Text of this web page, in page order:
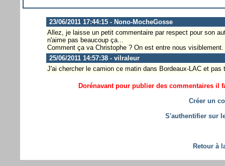
23/06/2011 17:44:15 - Nono-MocheGosse
Allez, je laisse un petit commentaire par respect pour son
n'aime pas beaucoup ça...
Comment ça va Christophe ? On est entre nous visiblement.
25/06/2011 14:57:38 - vilraleur
J'ai chercher le camion ce matin dans Bordeaux-LAC et pas
Dorénavant pour publier des commentaires il
Créer un
S'authentifier sur
Retour à